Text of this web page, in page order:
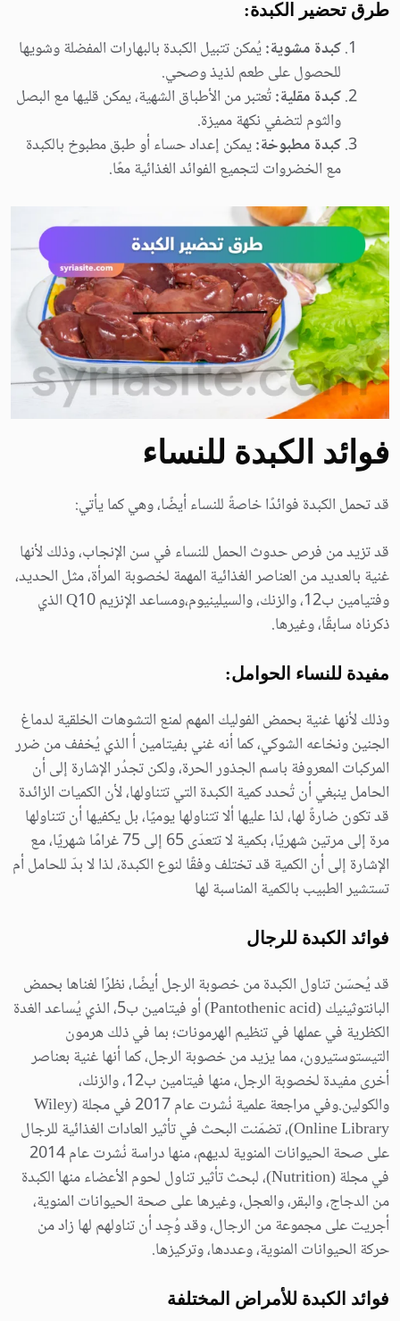
طرق تحضير الكبدة:
كبدة مشوية:يُمكن تتبيل الكبدة بالبهارات المفضلة وشويها
للحصول على طعم لذيذ وصحي.
كبدة مقلية:تُعتبر من الأطباق الشهية، يمكن قليها مع البصل
والثوم لتضفي نكهة مميزة.
كبدة مطبوخة:يمكن إعداد حساء أو طبق مطبوخ بالكبدة
مع الخضروات لتجميع الفوائد الغذائية معًا.
فوائد الكبدة للنساء
قد تحمل الكبدة فوائدًا خاصةً للنساء أيضًا، وهي كما يأتي:
قد تزيد من فرص حدوث الحمل للنساء في سن الإنجاب، وذلك لأنها
غنية بالعديد من العناصر الغذائية المهمة لخصوبة المرأة، مثل الحديد،
وفتيامين ب12، والزنك، والسيلينيوم،ومساعد الإنزيم Q10 الذي
ذكرناه سابقًا، وغيرها.
مفيدة للنساء الحوامل:
وذلك لأنها غنية بحمض الفوليك المهم لمنع التشوهات الخلقية لدماغ
الجنين ونخاعه الشوكي، كما أنه غني بفيتامين أ الذي يُخفف من ضرر
المركبات المعروفة باسم الجذور الحرة، ولكن تجدُر الإشارة إلى أن
الحامل ينبغي أن تُحدد كمية الكبدة التي تتناولها، لأن الكميات الزائدة
قد تكون ضارةً لها، لذا عليها ألا تتناولها يوميًا، بل يكفيها أن تتناولها
مرة إلى مرتين شهريًا، بكمية لا تتعدّى 65 إلى 75 غرامًا شهريًا، مع
الإشارة إلى أن الكمية قد تختلف وفقًا لنوع الكبدة، لذا لا بدّ للحامل أم
تستشير الطبيب بالكمية المناسبة لها
فوائد الكبدة للرجال
قد يُحسّن تناول الكبدة من خصوبة الرجل أيضًا، نظرًا لغناها بحمض
البانتوثينيك (Pantothenic acid) أو فيتامين ب5، الذي يُساعد الغدة
الكظرية في عملها في تنظيم الهرمونات؛ بما في ذلك هرمون
التيستوستيرون، مما يزيد من خصوبة الرجل، كما أنها غنية بعناصر
أخرى مفيدة لخصوبة الرجل، منها فيتامين ب12، والزنك،
والكولين.وفي مراجعة علمية نُشرت عام 2017 في مجلة (Wiley
Online Library)، تضمّنت البحث في تأثير العادات الغذائية للرجال
على صحة الحيوانات المنوية لديهم، منها دراسة نُشرت عام 2014
في مجلة (Nutrition)، لبحث تأثير تناول لحوم الأعضاء منها الكبدة
من الدجاج، والبقر، والعجل، وغيرها على صحة الحيوانات المنوية،
أجريت على مجموعة من الرجال، وقد وُجِد أن تناولهم لها زاد من
حركة الحيوانات المنوية، وعددها، وتركيزها.
فوائد الكبدة للأمراض المختلفة